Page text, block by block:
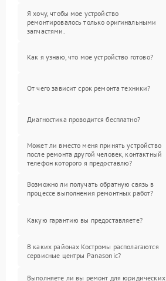
Я хочу, чтобы мое устройство
ремонтировалось только оригинальными
запчастями.
Как я узнаю, что мое устройство готово?
От чего зависит срок ремонта техники?
Диагностика проводится бесплатно?
Может ли вместо меня принять устройство
после ремонта другой человек, контактный
телефон которого я предоставлю?
Возможно ли получать обратную связь в
процессе выполнения ремонтных работ?
Какую гарантию вы предоставляете?
В каких районах Костромы располагаются
сервисные центры Panasonic?
Выполняете ли вы ремонт для юридических